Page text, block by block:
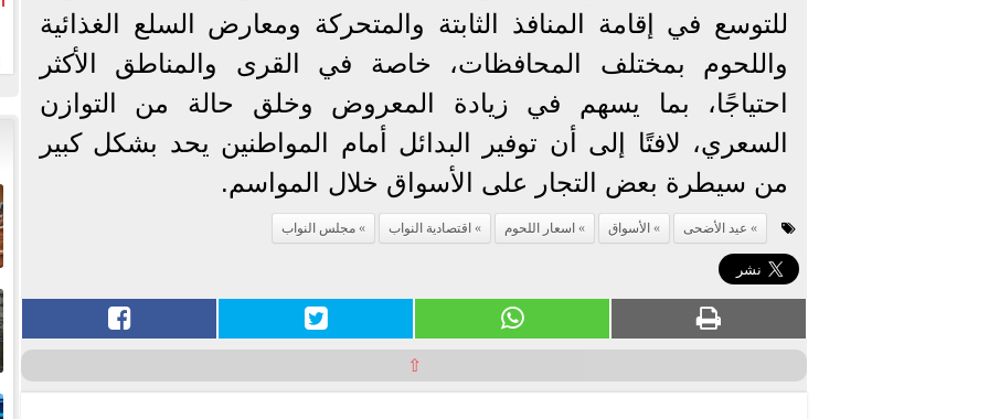
للتوسع في إقامة المنافذ الثابتة والمتحركة ومعارض السلع الغذائية
واللحوم بمختلف المحافظات، خاصة في القرى والمناطق الأكثر
احتياجًا، بما يسهم في زيادة المعروض وخلق حالة من التوازن
السعري، لافتًا إلى أن توفير البدائل أمام المواطنين يحد بشكل كبير
من سيطرة بعض التجار على الأسواق خلال المواسم.
عيد الأضحى الأسواق اسعار اللحوم اقتصادية النواب مجلس النواب
⇧